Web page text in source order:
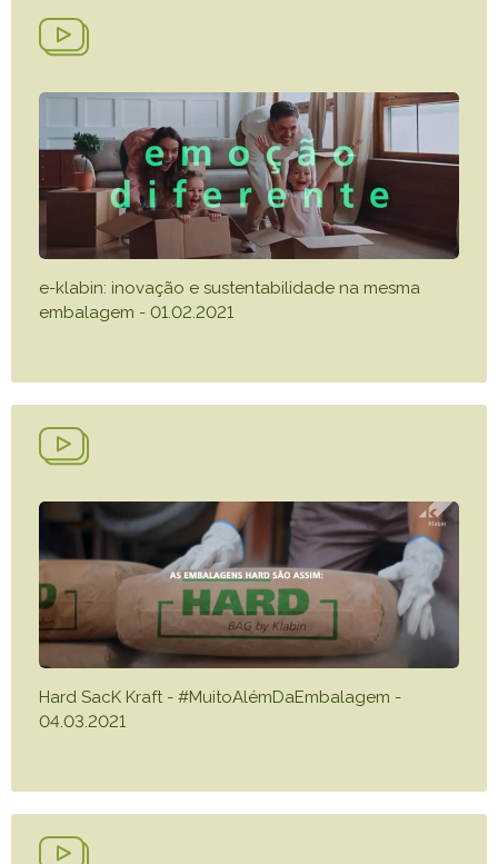
e-klabin: inovação e sustentabilidade na mesma
embalagem - 01.02.2021
Hard SacK Kraft - #MuitoAlémDaEmbalagem -
04.03.2021